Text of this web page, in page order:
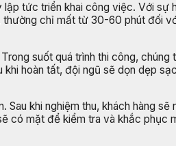
tức triển khai công việc. Với
thường chỉ mất từ 30-60 phút
suốt quá trình thi công,
hoàn tất, đội ngũ sẽ dọn dẹp
khi nghiệm thu, khách hàng
có mặt để kiểm tra và khắc